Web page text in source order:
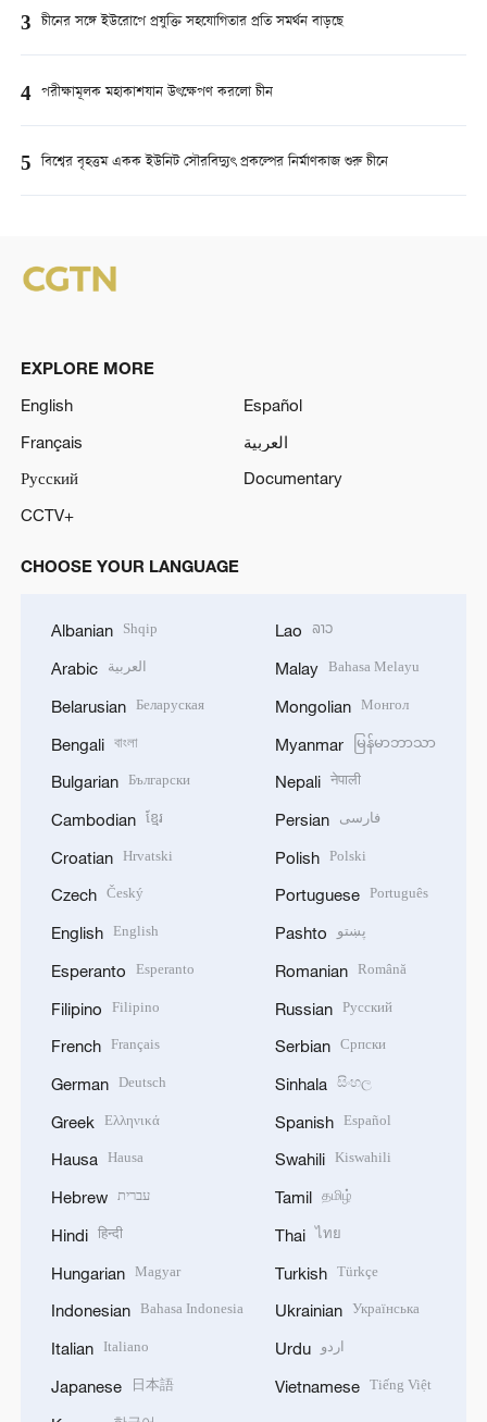
3 চীনের সঙ্গে ইউরোপে প্রযুক্তি সহযোগিতার প্রতি সমর্থন বাড়ছে
4 পরীক্ষামূলক মহাকাশযান উৎক্ষেপণ করলো চীন
5 বিশ্বের বৃহত্তম একক ইউনিট সৌরবিদ্যুৎ প্রকল্পের নির্মাণকাজ শুরু চীনে
EXPLORE MORE
English
Español
Français
العربية
Русский
Documentary
CCTV+
CHOOSE YOUR LANGUAGE
Albanian Shqip
Arabic العربية
Belarusian Беларуская
Bengali বাংলা
Bulgarian Български
Cambodian ខ្មែរ
Croatian Hrvatski
Czech Český
English English
Esperanto Esperanto
Filipino Filipino
French Français
German Deutsch
Greek Ελληνικά
Hausa Hausa
Hebrew עברית
Hindi हिन्दी
Hungarian Magyar
Indonesian Bahasa Indonesia
Italian Italiano
Japanese 日本語
Lao ລາວ
Malay Bahasa Melayu
Mongolian Монгол
Myanmar မြန်မာဘာသာ
Nepali नेपाली
Persian فارسی
Polish Polski
Portuguese Português
Pashto پښتو
Romanian Română
Russian Русский
Serbian Српски
Sinhala සිංහල
Spanish Español
Swahili Kiswahili
Tamil தமிழ்
Thai ไทย
Turkish Türkçe
Ukrainian Українська
Urdu اردو
Vietnamese Tiếng Việt